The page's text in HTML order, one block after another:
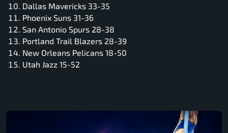
Dallas Mavericks 33-35
Phoenix Suns 31-36
San Antonio Spurs 28-38
Portland Trail Blazers 28-39
New Orleans Pelicans 18-50
Utah Jazz 15-52